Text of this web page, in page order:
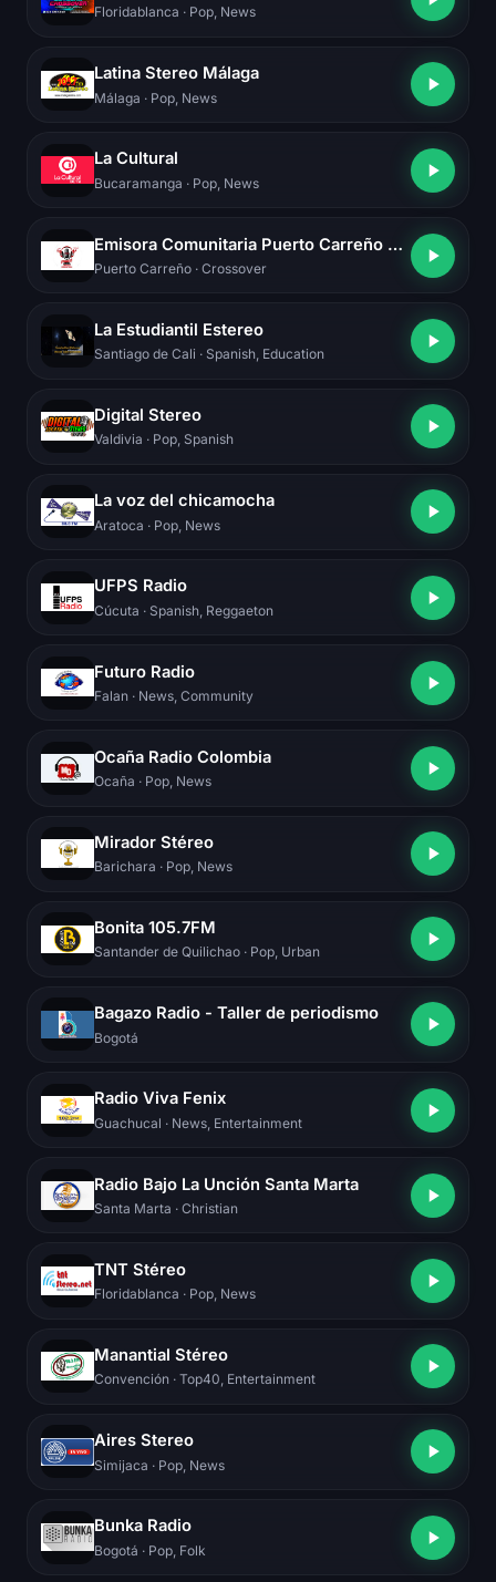
Floridablanca · Pop, News
Latina Stereo Málaga
Málaga · Pop, News
La Cultural
Bucaramanga · Pop, News
Emisora Comunitaria Puerto Carreño Stereo 104.3 Fm
Puerto Carreño · Crossover
La Estudiantil Estereo
Santiago de Cali · Spanish, Education
Digital Stereo
Valdivia · Pop, Spanish
La voz del chicamocha
Aratoca · Pop, News
UFPS Radio
Cúcuta · Spanish, Reggaeton
Futuro Radio
Falan · News, Community
Ocaña Radio Colombia
Ocaña · Pop, News
Mirador Stéreo
Barichara · Pop, News
Bonita 105.7FM
Santander de Quilichao · Pop, Urban
Bagazo Radio - Taller de periodismo
Bogotá
Radio Viva Fenix
Guachucal · News, Entertainment
Radio Bajo La Unción Santa Marta
Santa Marta · Christian
TNT Stéreo
Floridablanca · Pop, News
Manantial Stéreo
Convención · Top40, Entertainment
Aires Stereo
Simijaca · Pop, News
Bunka Radio
Bogotá · Pop, Folk